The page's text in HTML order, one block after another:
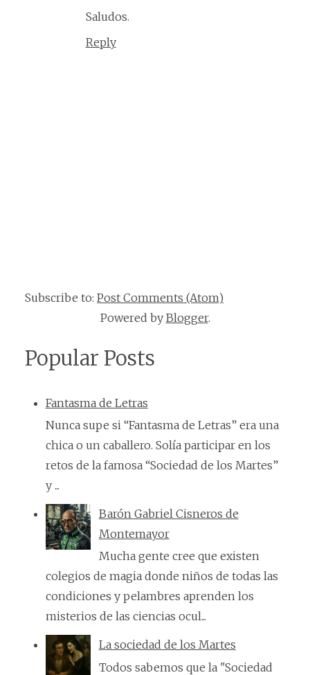
Saludos.
Reply
Subscribe to: Post Comments (Atom)
Powered by Blogger.
Popular Posts
Fantasma de Letras
Nunca supe si “Fantasma de Letras” era una
chica o un caballero. Solía participar en los
retos de la famosa “Sociedad de los Martes”
y ...
Barón Gabriel Cisneros de
Montemayor
Mucha gente cree que existen
colegios de magia donde niños de todas las
condiciones y pelambres aprenden los
misterios de las ciencias ocul...
La sociedad de los Martes
Todos sabemos que la "Sociedad